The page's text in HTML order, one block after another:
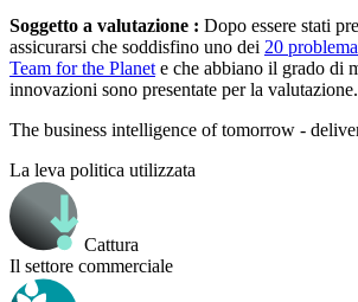
Soggetto a valutazione : Dopo essere stati
assicurarsi che soddisfino uno dei 20
Team for the Planet e che abbiano il grado di
innovazioni sono presentate per la valutazione.
The business intelligence of tomorrow -
La leva politica utilizzata
Cattura
Il settore commerciale